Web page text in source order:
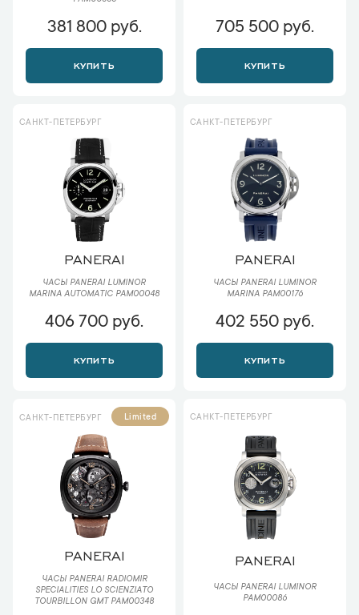
381 800 руб.
КУПИТЬ
705 500 руб.
КУПИТЬ
САНКТ-ПЕТЕРБУРГ
PANERAI
ЧАСЫ PANERAI LUMINOR
MARINA AUTOMATIC PAM00048
406 700 руб.
КУПИТЬ
САНКТ-ПЕТЕРБУРГ
PANERAI
ЧАСЫ PANERAI LUMINOR
MARINA PAM00176
402 550 руб.
КУПИТЬ
САНКТ-ПЕТЕРБУРГ Limited
PANERAI
ЧАСЫ PANERAI RADIOMIR
SPECIALITIES LO SCIENZIATO
TOURBILLON GMT PAM00348
САНКТ-ПЕТЕРБУРГ
PANERAI
ЧАСЫ PANERAI LUMINOR
PAM00086